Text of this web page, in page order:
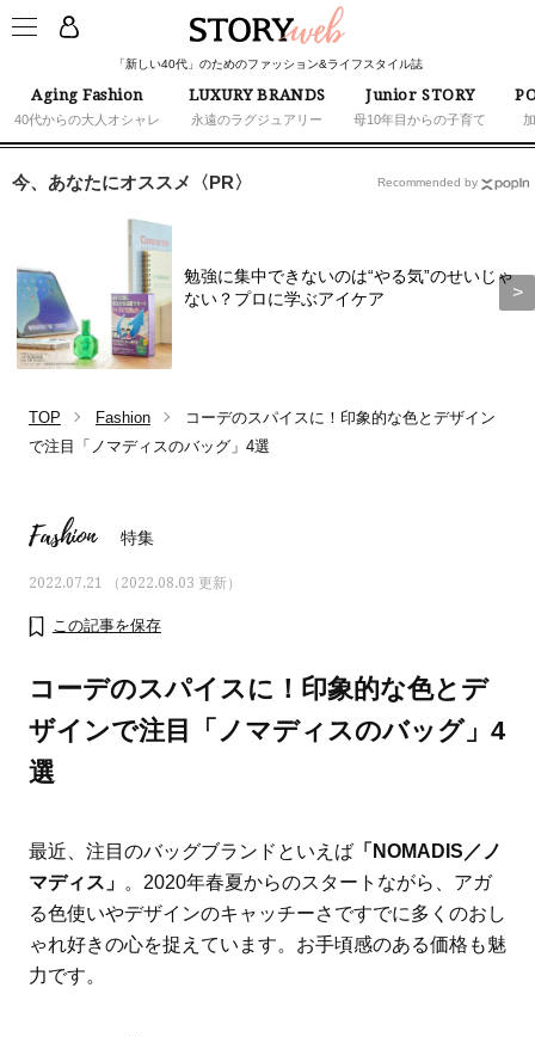
「新しい40代」のためのファッション&ライフスタイル誌
Aging Fashion
40代からの大人オシャレ
LUXURY BRANDS
永遠のラグジュアリー
Junior STORY
母10年目からの子育て
すす
ママとパパに贈る「ジェンダーレ
ス学」
人気の40代髪型・ヘア
今、あなたにオススメ〈PR〉
勉強に集中できないのは“やる気”のせいじゃ
ない？プロに学ぶアイケア
Recommended by
TOP Fashion
コーデのスパイスに！印象的な色とデザイン
で注目「ノマディスのバッグ」4選
Fashion 特集
2022.07.21 （2022.08.03 更新）
この記事を保存
コーデのスパイスに！印象的な色とデ
ザインで注目「ノマディスのバッグ」4
選
最近、注目のバッグブランドといえば「NOMADIS／ノ
マディス」 。2020年春夏からのスタートながら、アガ
る色使いやデザインのキャッチーさですでに多くのおし
ゃれ好きの心を捉えています。お手頃感のある価格も魅
力です。